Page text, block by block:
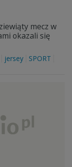
mecz w
okazali się
jersey
SPORT